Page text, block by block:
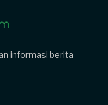
informasi berita